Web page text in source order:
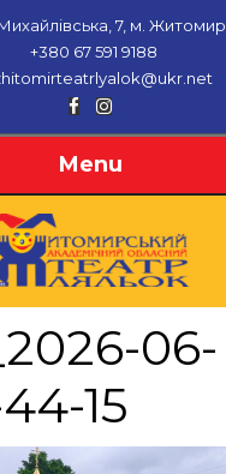
7, м. Житомир
+380 67 591 9188
Facebook
Menu
06-
15